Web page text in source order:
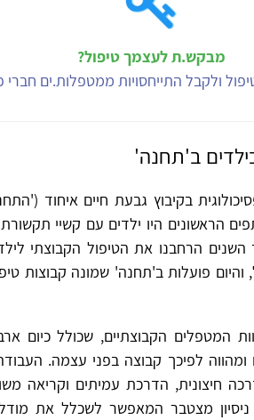
מבקש.ת לעצמך טיפול?
ולקבל התייחסויות ממטפלות.ים חברי
ב'תחנה'
הפסיכולוגית בקיבוץ גבעת חיים איחוד
הראשונים היו ילדים עם קשיי
הרחבנו את הטיפול הקבוצתי
והיום פועלות ב'תחנה' שמונה קבוצות
המטפלים הקבוצתיים, שכולל כיום
ומהווה לפיכך קבוצה בפני עצמה.
חיצונית, הדרכת עמיתים וקריאה
ניסיון מצטבר המאפשר לשכלל את